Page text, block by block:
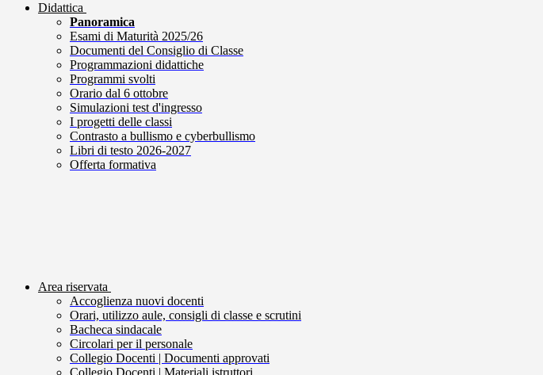
Didattica
Panoramica
Esami di Maturità 2025/26
Documenti del Consiglio di Classe
Programmazioni didattiche
Programmi svolti
Orario dal 6 ottobre
Simulazioni test d'ingresso
I progetti delle classi
Contrasto a bullismo e cyberbullismo
Libri di testo 2026-2027
Offerta formativa
Area riservata
Accoglienza nuovi docenti
Orari, utilizzo aule, consigli di classe e scrutini
Bacheca sindacale
Circolari per il personale
Collegio Docenti | Documenti approvati